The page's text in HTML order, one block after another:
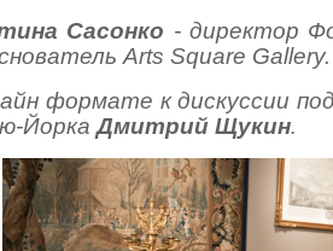
Сасонко - директор
Arts Square Gallery.
формате к дискуссии
ЙоркаДмитрий Щукин.